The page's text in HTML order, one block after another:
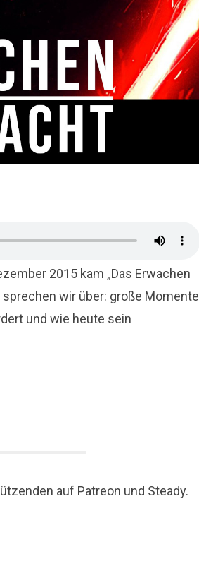
2015 kam „Das Erwachen
wir über: große Momente
und wie heute sein
auf Patreon und Steady.